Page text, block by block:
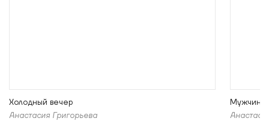
Холодный вечер
Анастасия Григорьева
Мужчина